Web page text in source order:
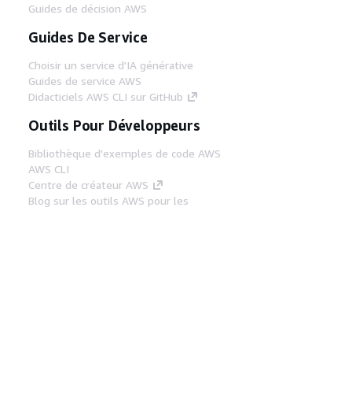
Guides de décision AWS
Guides De Service
Choisir un service d'IA générative
Guides de service AWS
Didacticiels AWS CLI sur GitHub
Outils Pour Développeurs
Bibliothèque d'exemples de code AWS
AWS CLI
Centre de créateur AWS
Blog sur les outils AWS pour les